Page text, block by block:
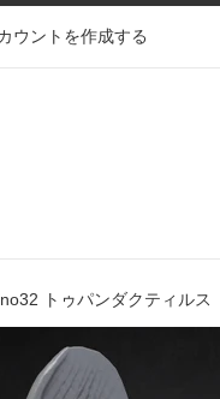
ウントを作成する
トゥパンダクティルス